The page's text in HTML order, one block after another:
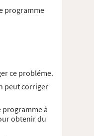
programme
ce probléme.
peut corriger
à
obtenir du